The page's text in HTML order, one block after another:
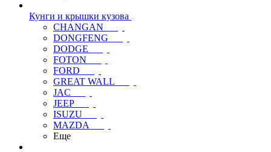
Кунги и крышки кузова
CHANGAN
DONGFENG
DODGE
FOTON
FORD
GREAT WALL
JAC
JEEP
ISUZU
MAZDA
Еще